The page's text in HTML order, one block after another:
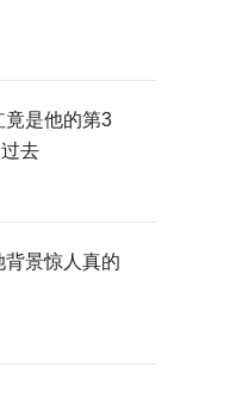
竟是他的第3
去
景惊人真的